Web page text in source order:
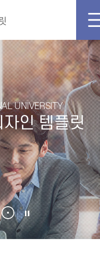
UNIVERSITY
인 템플릿